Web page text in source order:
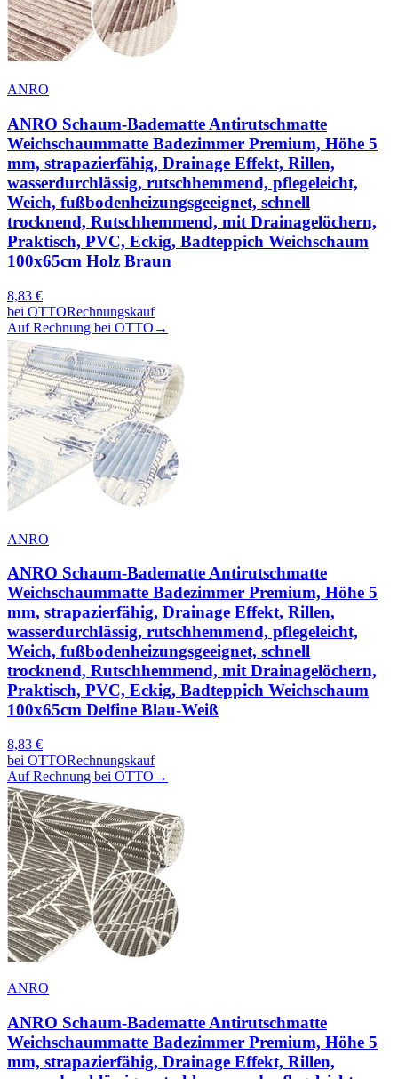
ANRO
ANRO Schaum-Badematte Antirutschmatte
Weichschaummatte Badezimmer Premium, Höhe 5
mm, strapazierfähig, Drainage Effekt, Rillen,
wasserdurchlässig, rutschhemmend, pflegeleicht,
Weich, fußbodenheizungsgeeignet, schnell
trocknend, Rutschhemmend, mit Drainagelöchern,
Praktisch, PVC, Eckig, Badteppich Weichschaum
100x65cm Holz Braun
8,83 €
bei OTTORechnungskauf
Auf Rechnung bei OTTO →
ANRO
ANRO Schaum-Badematte Antirutschmatte
Weichschaummatte Badezimmer Premium, Höhe 5
mm, strapazierfähig, Drainage Effekt, Rillen,
wasserdurchlässig, rutschhemmend, pflegeleicht,
Weich, fußbodenheizungsgeeignet, schnell
trocknend, Rutschhemmend, mit Drainagelöchern,
Praktisch, PVC, Eckig, Badteppich Weichschaum
100x65cm Delfine Blau-Weiß
8,83 €
bei OTTORechnungskauf
Auf Rechnung bei OTTO →
ANRO
ANRO Schaum-Badematte Antirutschmatte
Weichschaummatte Badezimmer Premium, Höhe 5
mm, strapazierfähig, Drainage Effekt, Rillen,